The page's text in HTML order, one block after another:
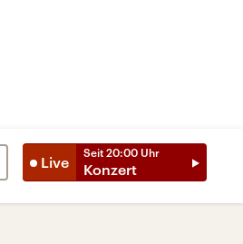
Live
Seit 20:00 Uhr
Konzert